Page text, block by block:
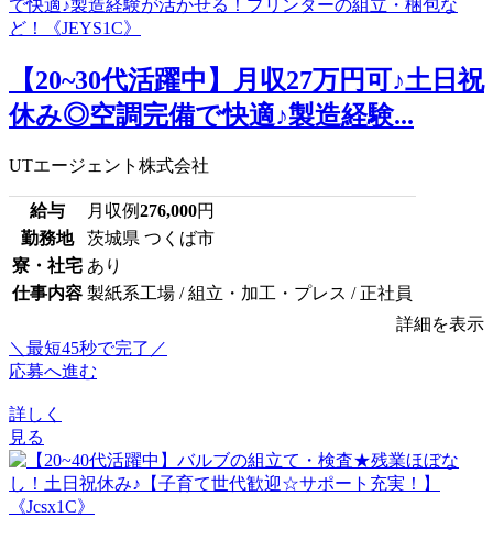
【20~30代活躍中】月収27万円可♪土日祝
休み◎空調完備で快適♪製造経験...
UTエージェント株式会社
給与 月収例276,000円
勤務地
茨城県 つくば市
寮・社宅 あり
仕事内容 製紙系工場 / 組立・加工・プレス / 正社員
詳細を表示
＼最短45秒で完了／
応募へ進む
詳しく
見る